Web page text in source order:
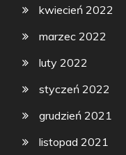
kwiecień 2022
marzec 2022
luty 2022
styczeń 2022
grudzień 2021
listopad 2021